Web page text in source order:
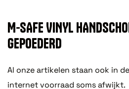
M-SAFE VINYL
GEPOEDERD
Al onze artikelen staan ook in
internet voorraad soms afwijkt.